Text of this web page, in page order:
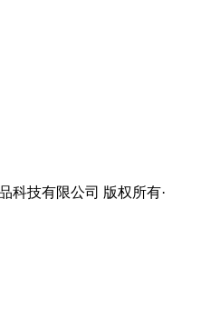
科技有限公司 版权所有·